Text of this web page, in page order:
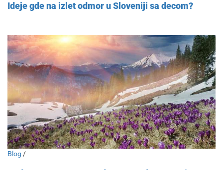
Ideje gde na izlet odmor u Sloveniji sa decom?
Blog /